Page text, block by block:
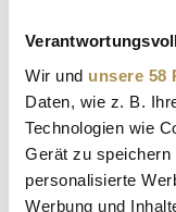
Wir und unsere 58
Daten, wie z. B.
Technologien wie
Gerät zu speichern
personalisierte
Werbung und